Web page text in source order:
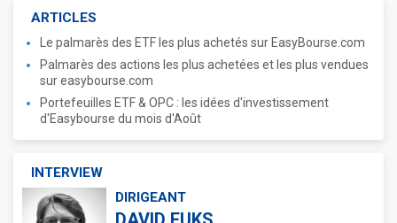
ARTICLES
Le palmarès des ETF les plus achetés sur EasyBourse.com
Palmarès des actions les plus achetées et les plus vendues
sur easybourse.com
Portefeuilles ETF & OPC : les idées d'investissement
d'Easybourse du mois d'Août
INTERVIEW
DIRIGEANT